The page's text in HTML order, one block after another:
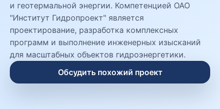
и геотермальной энергии. Компетенцией ОАО
"Институт Гидропроект" является
проектирование, разработка комплексных
программ и выполнение инженерных изысканий
для масштабных объектов гидроэнергетики.
Обсудить похожий проект